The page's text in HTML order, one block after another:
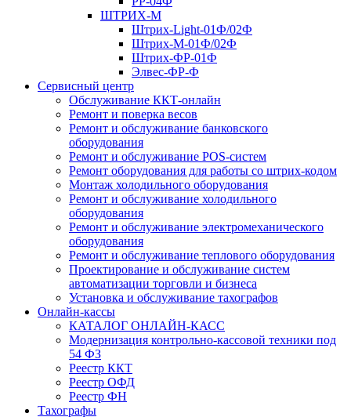
ШТРИХ-М
Штрих-Light-01Ф/02Ф
Штрих-М-01Ф/02Ф
Штрих-ФР-01Ф
Элвес-ФР-Ф
Сервисный центр
Обслуживание ККТ-онлайн
Ремонт и поверка весов
Ремонт и обслуживание банковского
оборудования
Ремонт и обслуживание POS-систем
Ремонт оборудования для работы со штрих-кодом
Монтаж холодильного оборудования
Ремонт и обслуживание холодильного
оборудования
Ремонт и обслуживание электромеханического
оборудования
Ремонт и обслуживание теплового оборудования
Проектирование и обслуживание систем
автоматизации торговли и бизнеса
Установка и обслуживание тахографов
Онлайн-кассы
КАТАЛОГ ОНЛАЙН-КАСС
Модернизация контрольно-кассовой техники под
54 ФЗ
Реестр ККТ
Реестр ОФД
Реестр ФН
Тахографы